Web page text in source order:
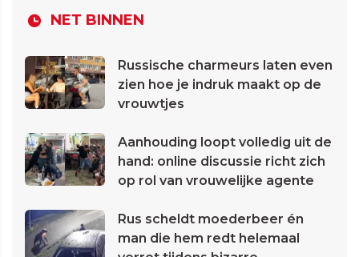
NET BINNEN
Russische charmeurs laten even
zien hoe je indruk maakt op de
vrouwtjes
Aanhouding loopt volledig uit de
hand: online discussie richt zich
op rol van vrouwelijke agente
Rus scheldt moederbeer én
man die hem redt helemaal